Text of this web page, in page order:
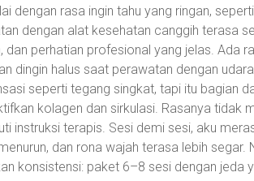
dengan rasa ingin tahu yang ringan,
dengan alat kesehatan canggih terasa
dan perhatian profesional yang jelas. Ada
dingin halus saat perawatan dengan
seperti tegang singkat, tapi itu bagian
kolagen dan sirkulasi. Rasanya tidak
instruksi terapis. Sesi demi sesi, aku
dan rona wajah terasa lebih
konsistensi: paket 6–8 sesi dengan jeda